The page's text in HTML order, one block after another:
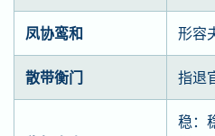
凤协鸾和 形容
散带衡门 指退
稳：